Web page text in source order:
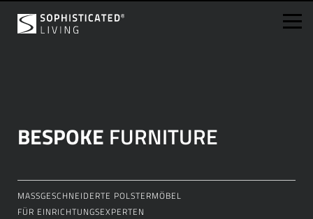
Skip
BESPOKE FURNITURE
MASSGESCHNEIDERTE POLSTERMÖBEL
FÜR EINRICHTUNGSEXPERTEN